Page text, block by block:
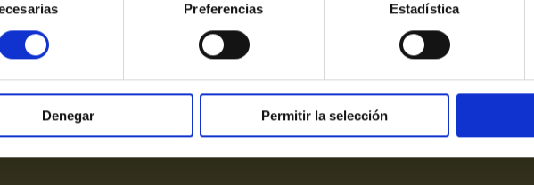
Preferencias Estadística
Denegar Permitir la selección